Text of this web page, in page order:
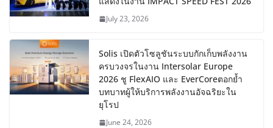
July 23, 2026
Solis เปิดตัวโซลูชันระบบกักเก็บพลังงาน
ครบวงจรในงาน Intersolar Europe
2026 ชู FlexAIO และ EverCoreตอกย้ำ
บทบาทผู้ให้บริการพลังงานอัจฉริยะใน
ยุโรป
June 24, 2026